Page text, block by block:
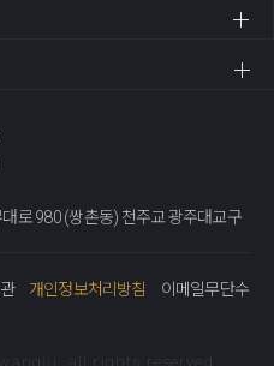
로 980 (쌍촌동) 천주교 광주대교구
개인정보처리방침
이메일무단수
all rights reserved.